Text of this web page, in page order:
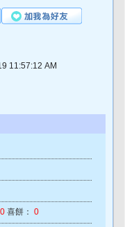
11:57:12 AM
0 喜餅： 0